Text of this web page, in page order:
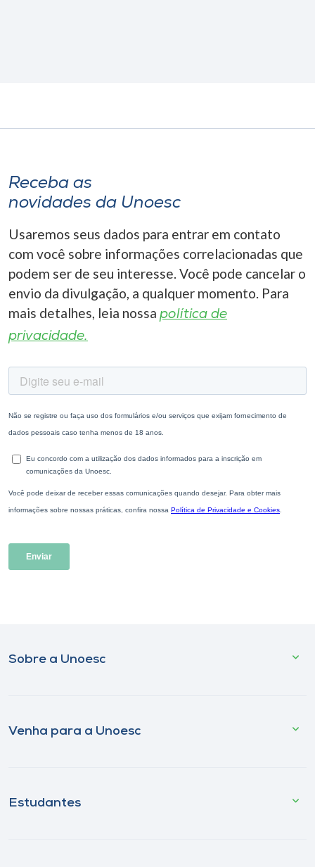
Receba as
novidades da Unoesc
Usaremos seus dados para entrar em contato
com você sobre informações correlacionadas que
podem ser de seu interesse. Você pode cancelar o
envio da divulgação, a qualquer momento. Para
mais detalhes, leia nossa política de
privacidade.
Sobre a Unoesc
Venha para a Unoesc
Estudantes